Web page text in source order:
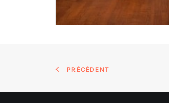
PRÉCÉDENT